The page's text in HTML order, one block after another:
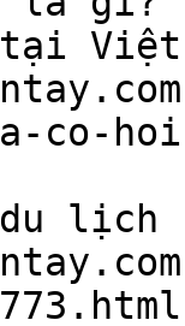
Việt
co-
lịch